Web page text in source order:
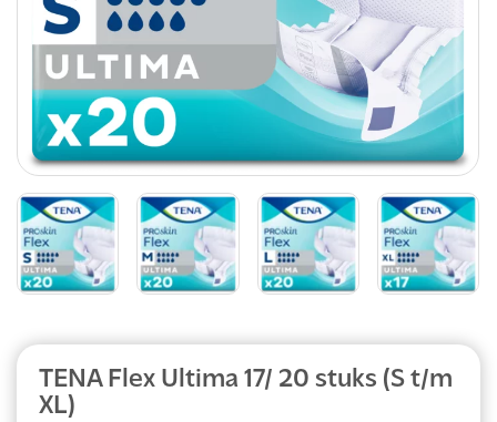
TENA Flex Ultima 17/ 20 stuks (S t/m
XL)